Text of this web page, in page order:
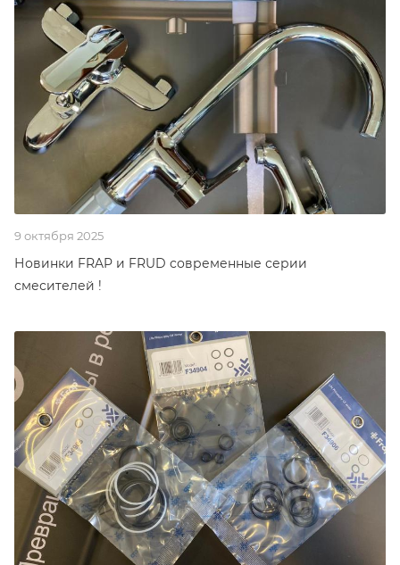
9 октября 2025
Новинки FRAP и FRUD современные серии
смесителей !